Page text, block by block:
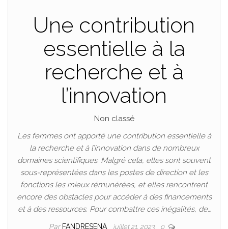
Une contribution
essentielle à la
recherche et à
l’innovation
Non classé
Les femmes ont apporté une contribution essentielle à
la recherche et à l’innovation dans de nombreux
domaines scientifiques. Malgré cela, elles sont souvent
sous-représentées dans les postes de direction et les
fonctions les mieux rémunérées, et elles rencontrent
encore des obstacles pour accéder à des financements
et à des ressources. Pour combattre ces inégalités, de…
Par FANDRESENA juillet 21, 2023 0